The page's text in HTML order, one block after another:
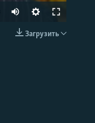
EMBED
Загрузить